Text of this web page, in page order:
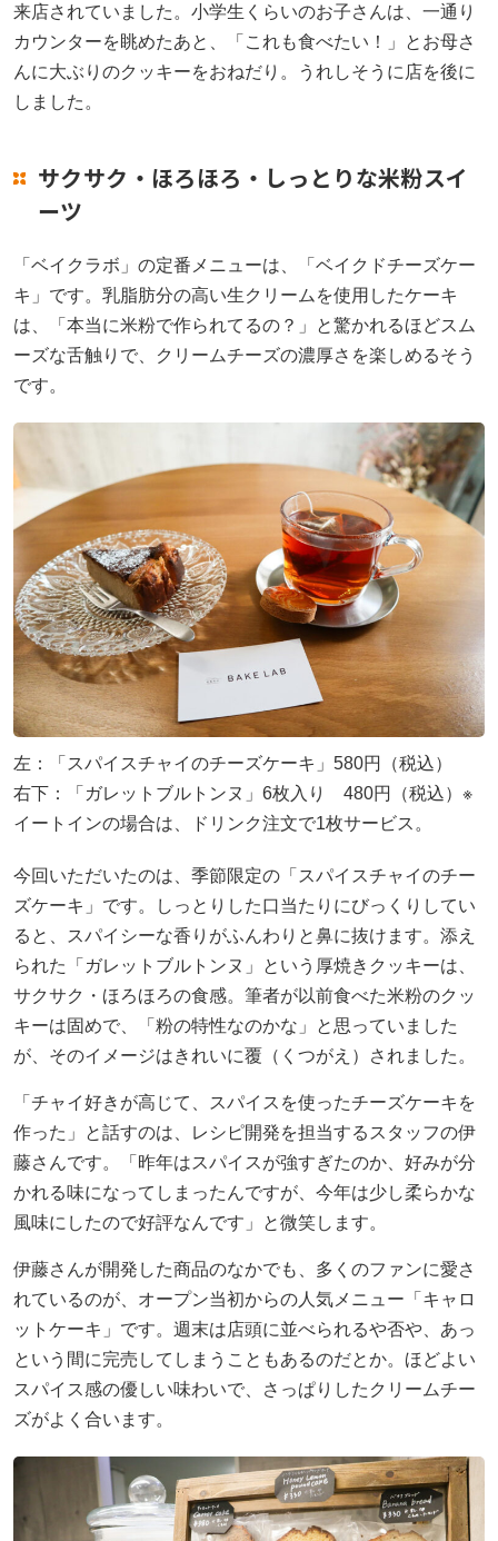
来店されていました。小学生くらいのお子さんは、一通り
カウンターを眺めたあと、「これも食べたい！」とお母さ
んに大ぶりのクッキーをおねだり。うれしそうに店を後に
しました。
サクサク・ほろほろ・しっとりな米粉スイ
ーツ
「ベイクラボ」の定番メニューは、「ベイクドチーズケー
キ」です。乳脂肪分の高い生クリームを使用したケーキ
は、「本当に米粉で作られてるの？」と驚かれるほどスム
ーズな舌触りで、クリームチーズの濃厚さを楽しめるそう
です。
左：「スパイスチャイのチーズケーキ」580円（税込）
右下：「ガレットブルトンヌ」6枚入り 480円（税込）※
イートインの場合は、ドリンク注文で1枚サービス。
今回いただいたのは、季節限定の「スパイスチャイのチー
ズケーキ」です。しっとりした口当たりにびっくりしてい
ると、スパイシーな香りがふんわりと鼻に抜けます。添え
られた「ガレットブルトンヌ」という厚焼きクッキーは、
サクサク・ほろほろの食感。筆者が以前食べた米粉のクッ
キーは固めで、「粉の特性なのかな」と思っていました
が、そのイメージはきれいに覆（くつがえ）されました。
「チャイ好きが高じて、スパイスを使ったチーズケーキを
作った」と話すのは、レシピ開発を担当するスタッフの伊
藤さんです。「昨年はスパイスが強すぎたのか、好みが分
かれる味になってしまったんですが、今年は少し柔らかな
風味にしたので好評なんです」と微笑します。
伊藤さんが開発した商品のなかでも、多くのファンに愛さ
れているのが、オープン当初からの人気メニュー「キャロ
ットケーキ」です。週末は店頭に並べられるや否や、あっ
という間に完売してしまうこともあるのだとか。ほどよい
スパイス感の優しい味わいで、さっぱりしたクリームチー
ズがよく合います。